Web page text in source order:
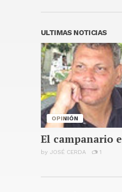
Publicado hace 2
San Juan de la
recibirá el
“Qué viva la
Publicado hace 2
ULTIMAS NOTICIAS
OPINIÓN
El campanario
by JOSÉ CERDA 1